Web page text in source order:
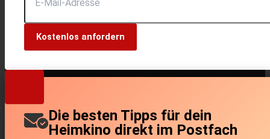
Kostenlos anfordern
Die besten Tipps für dein
Heimkino direkt im Postfach